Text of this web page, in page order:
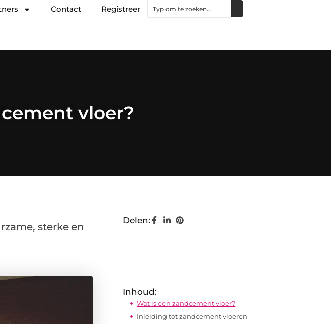
Contact Registreer
vloer?
sterke en
Delen:
Inhoud:
Wat is een zandcement vloer?
Inleiding tot zandcement vloeren